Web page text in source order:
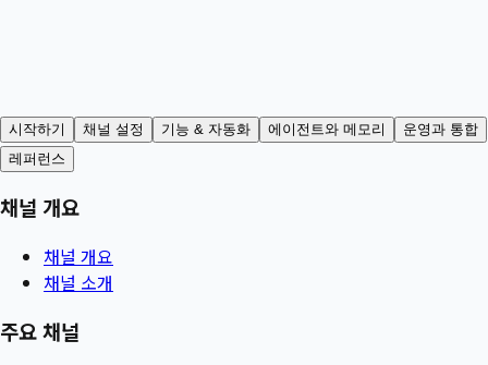
시작하기 채널 설정 기능 & 자동화 에이전트와 메모리
운영과 통합
레퍼런스
채널 개요
채널 개요
채널 소개
주요 채널